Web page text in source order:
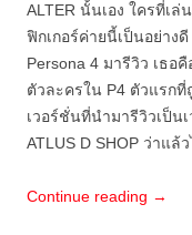
ALTER นั้นเอง ใครที่เ
ฟิกเกอร์ค่ายนี้เป็นอย่าง
Persona 4 มารีวิว เธอ
ตัวละครใน P4 ตัวแรก
เวอร์ชั่นที่นำมารีวิวเป็น
ATLUS D SHOP ว่าแ
Continue reading →